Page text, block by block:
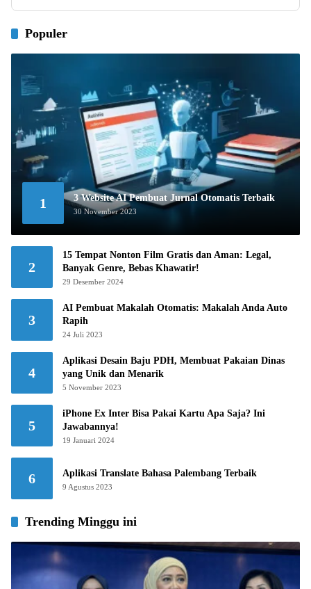
Populer
1 3 Website AI Pembuat Jurnal Otomatis Terbaik
30 November 2023
2
15 Tempat Nonton Film Gratis dan Aman: Legal,
Banyak Genre, Bebas Khawatir!
29 Desember 2024
3
AI Pembuat Makalah Otomatis: Makalah Anda Auto
Rapih
24 Juli 2023
4
Aplikasi Desain Baju PDH, Membuat Pakaian Dinas
yang Unik dan Menarik
5 November 2023
5
iPhone Ex Inter Bisa Pakai Kartu Apa Saja? Ini
Jawabannya!
19 Januari 2024
6 Aplikasi Translate Bahasa Palembang Terbaik
9 Agustus 2023
Trending Minggu ini